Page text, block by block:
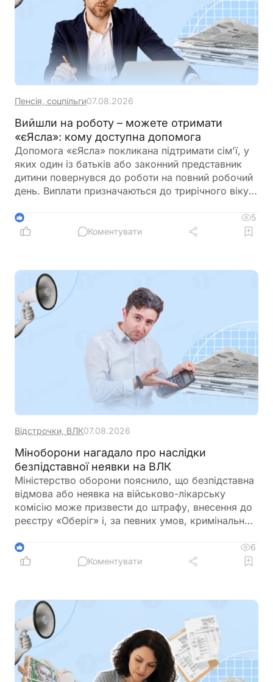
Пенсія, соцпільги07.08.2026
Вийшли на роботу – можете отримати
«єЯсла»: кому доступна допомога
Допомога «єЯсла» покликана підтримати сім'ї, у
яких один із батьків або законний представник
дитини повернувся до роботи на повний робочий
день. Виплати призначаються до трирічного віку
місяців після виникнення права, їх можуть
нарахувати за попередній період
1
5
Коментувати
Відстрочки, ВЛК07.08.2026
Міноборони нагадало про наслідки
безпідставної неявки на ВЛК
Міністерство оборони пояснило, що безпідставна
відмова або неявка на військово-лікарську
комісію може призвести до штрафу, внесення до
реєстру «Оберіг» і, за певних умов, кримінальної
що направлення на ВЛК можна оскаржити в суді
1
6
Коментувати